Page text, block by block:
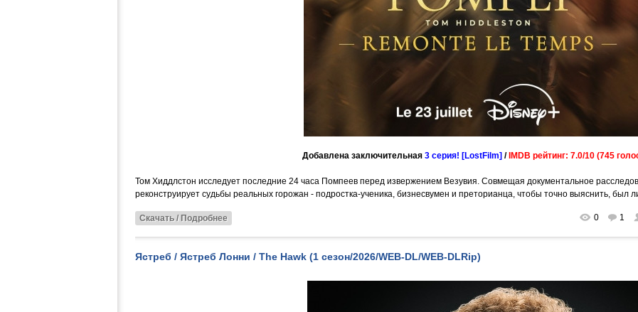
Добавлена заключительная 3 серия! [LostFilm] / IMDB рейтинг: 7.0/10 (745
Том Хиддлстон исследует последние 24 часа Помпеев перед извержением Везувия. Совмещая документальное
реконструирует судьбы реальных горожан - подростка-ученика, бизнесвумен и преторианца, чтобы точно выяснить, был
Скачать / Подробнее 0 1
Ястреб / Ястреб Лонни / The Hawk (1 сезон/2026/WEB-DL/WEB-DLRip)